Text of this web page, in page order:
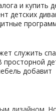
и купить
детских
служить
добавит